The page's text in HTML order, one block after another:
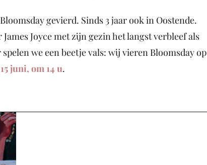
gevierd. Sinds 3 jaar ook in Oostende.
Joyce met zijn gezin het langst verbleef als
we een beetje vals: wij vieren Bloomsday op
juni, om 14 u.